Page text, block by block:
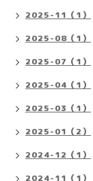
2025-11（1）
2025-08（1）
2025-07（1）
2025-04（1）
2025-03（1）
2025-01（2）
2024-12（1）
2024-11（1）